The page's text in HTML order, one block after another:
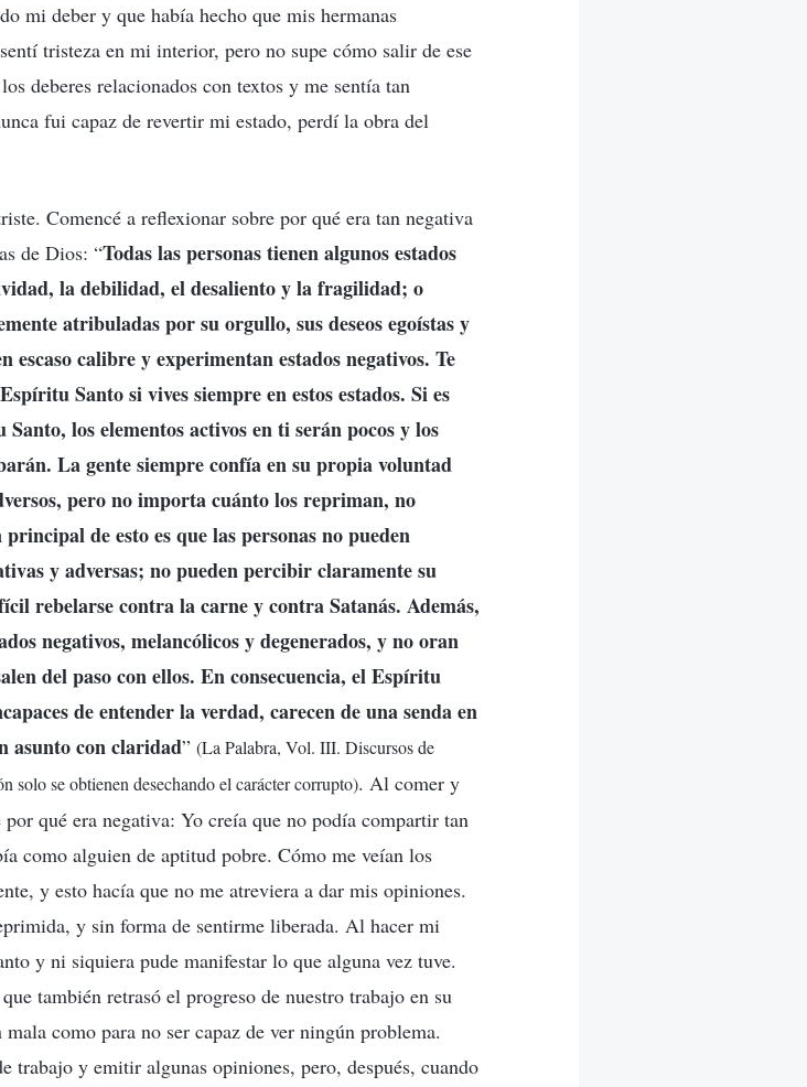
mi deber y que había hecho que mis hermanas
tristeza en mi interior, pero no supe cómo salir de ese
deberes relacionados con textos y me sentía tan
fui capaz de revertir mi estado, perdí la obra del
Comencé a reflexionar sobre por qué era tan negativa
de Dios: “Todas las personas tienen algunos estados
la debilidad, el desaliento y la fragilidad; o
atribuladas por su orgullo, sus deseos egoístas y
escaso calibre y experimentan estados negativos. Te
Santo si vives siempre en estos estados. Si es
los elementos activos en ti serán pocos y los
La gente siempre confía en su propia voluntad
pero no importa cuánto los repriman, no
de esto es que las personas no pueden
y adversas; no pueden percibir claramente su
rebelarse contra la carne y contra Satanás. Además,
negativos, melancólicos y degenerados, y no oran
del paso con ellos. En consecuencia, el Espíritu
de entender la verdad, carecen de una senda en
asunto con claridad” (La Palabra, Vol. III. Discursos de
se obtienen desechando el carácter corrupto). Al comer y
qué era negativa: Yo creía que no podía compartir tan
como alguien de aptitud pobre. Cómo me veían los
y esto hacía que no me atreviera a dar mis opiniones.
y sin forma de sentirme liberada. Al hacer mi
y ni siquiera pude manifestar lo que alguna vez tuve.
también retrasó el progreso de nuestro trabajo en su
como para no ser capaz de ver ningún problema.
trabajo y emitir algunas opiniones, pero, después, cuando